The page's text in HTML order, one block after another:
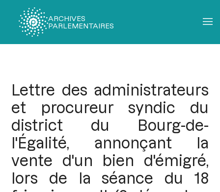
ARCHIVES
PARLEMENTAIRES
Lettre des administrateurs
et procureur syndic du
district du Bourg-de-
l'Égalité, annonçant la
vente d'un bien d'émigré,
lors de la séance du 18